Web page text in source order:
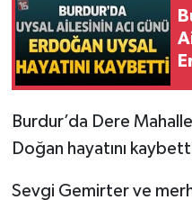
Burdur’da Dere
Doğan hayatını
Sevgi Gemirter ve